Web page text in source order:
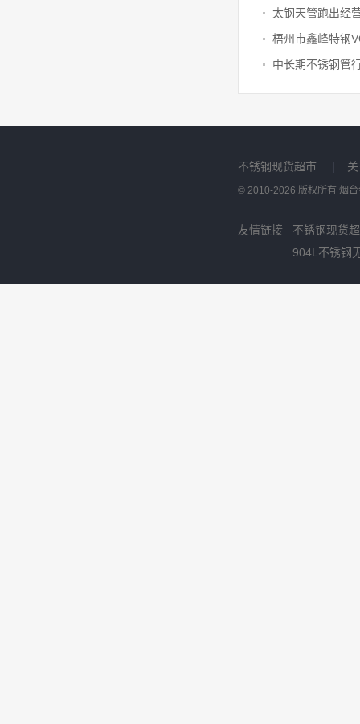
太钢天管跑出经
不锈钢现货超市 |
© 2010-2026 版权所有 烟
友情链接
不锈钢现货
904L不锈钢